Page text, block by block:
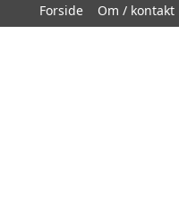
Forside
Om / kontakt